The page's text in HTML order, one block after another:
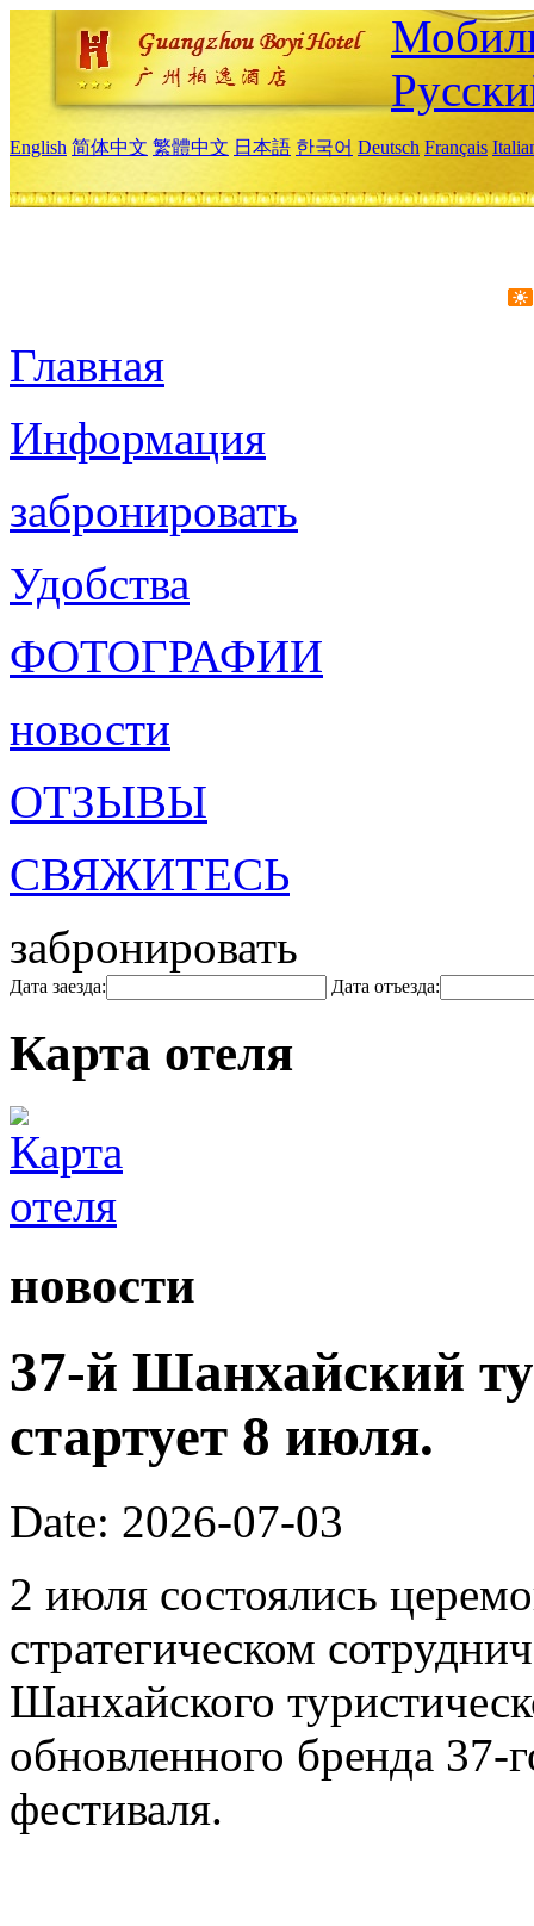
English 简体中文 繁體中文 日本語 한국어 Deutsch Français
Главная
Информация
забронировать
Удобства
ФОТОГРАФИИ
новости
ОТЗЫВЫ
СВЯЖИТЕСЬ
забронировать
Дата заезда: Дата отъезда:
Карта отеля
новости
37-й Шанхайский
стартует 8 июля.
Date: 2026-07-03
2 июля состоялись
стратегическом
Шанхайского
обновленного бренда 37-
фестиваля.